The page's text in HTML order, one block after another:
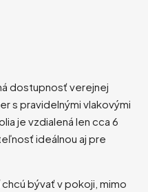
dostupnosť verejnej
s pravidelnými vlakovými
je vzdialená len cca 6
ideálnou aj pre
bývať v pokoji, mimo